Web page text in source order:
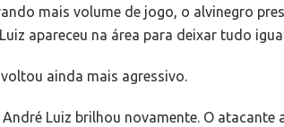
mais volume de jogo, o alvinegro
apareceu na área para deixar tudo
ainda mais agressivo.
Luiz brilhou novamente. O